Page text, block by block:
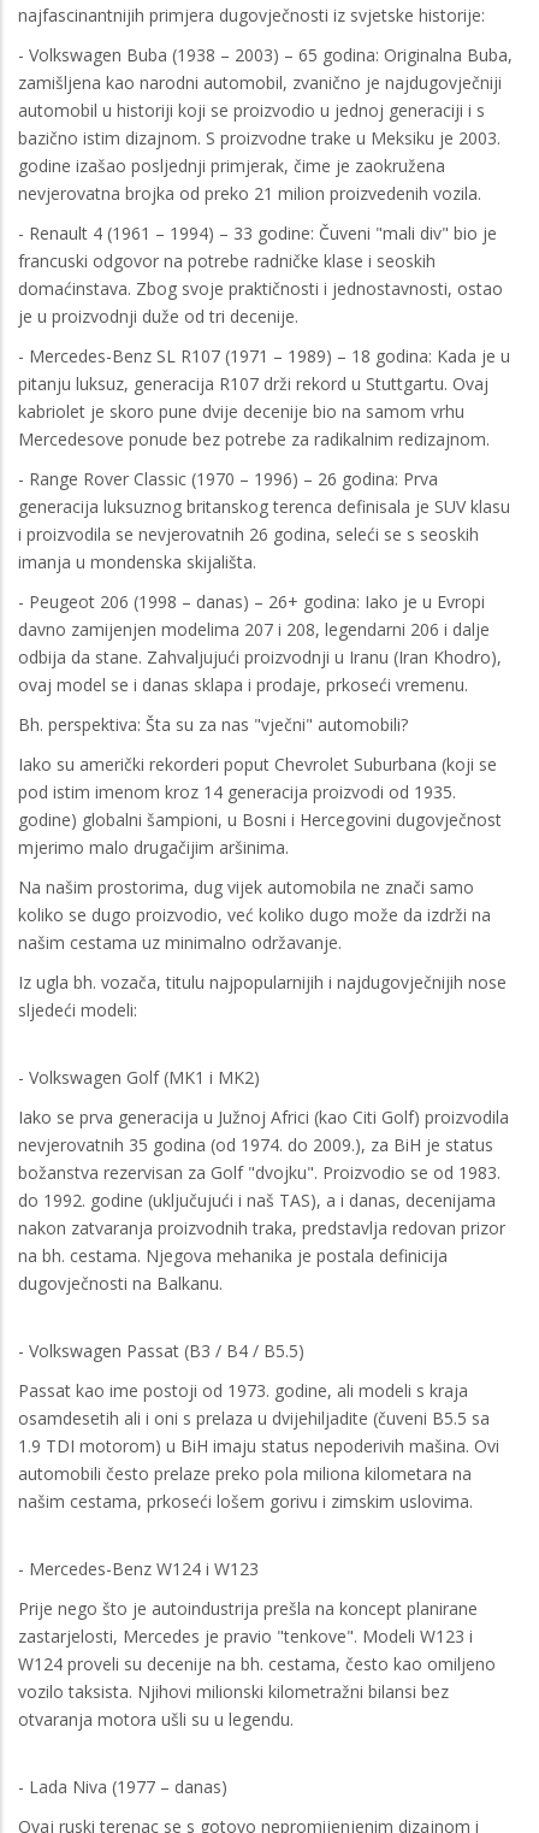
najfascinantnijih primjera dugovječnosti iz svjetske historije:
- Volkswagen Buba (1938 – 2003) – 65 godina: Originalna Buba,
zamišljena kao narodni automobil, zvanično je najdugovječniji
automobil u historiji koji se proizvodio u jednoj generaciji i s
bazično istim dizajnom. S proizvodne trake u Meksiku je 2003.
godine izašao posljednji primjerak, čime je zaokružena
nevjerovatna brojka od preko 21 milion proizvedenih vozila.
- Renault 4 (1961 – 1994) – 33 godine: Čuveni "mali div" bio je
francuski odgovor na potrebe radničke klase i seoskih
domaćinstava. Zbog svoje praktičnosti i jednostavnosti, ostao
je u proizvodnji duže od tri decenije.
- Mercedes-Benz SL R107 (1971 – 1989) – 18 godina: Kada je u
pitanju luksuz, generacija R107 drži rekord u Stuttgartu. Ovaj
kabriolet je skoro pune dvije decenije bio na samom vrhu
Mercedesove ponude bez potrebe za radikalnim redizajnom.
- Range Rover Classic (1970 – 1996) – 26 godina: Prva
generacija luksuznog britanskog terenca definisala je SUV klasu
i proizvodila se nevjerovatnih 26 godina, seleći se s seoskih
imanja u mondenska skijališta.
- Peugeot 206 (1998 – danas) – 26+ godina: Iako je u Evropi
davno zamijenjen modelima 207 i 208, legendarni 206 i dalje
odbija da stane. Zahvaljujući proizvodnji u Iranu (Iran Khodro),
ovaj model se i danas sklapa i prodaje, prkoseći vremenu.
Bh. perspektiva: Šta su za nas "vječni" automobili?
Iako su američki rekorderi poput Chevrolet Suburbana (koji se
pod istim imenom kroz 14 generacija proizvodi od 1935.
godine) globalni šampioni, u Bosni i Hercegovini dugovječnost
mjerimo malo drugačijim aršinima.
Na našim prostorima, dug vijek automobila ne znači samo
koliko se dugo proizvodio, već koliko dugo može da izdrži na
našim cestama uz minimalno održavanje.
Iz ugla bh. vozača, titulu najpopularnijih i najdugovječnijih nose
sljedeći modeli:
- Volkswagen Golf (MK1 i MK2)
Iako se prva generacija u Južnoj Africi (kao Citi Golf) proizvodila
nevjerovatnih 35 godina (od 1974. do 2009.), za BiH je status
božanstva rezervisan za Golf "dvojku". Proizvodio se od 1983.
do 1992. godine (uključujući i naš TAS), a i danas, decenijama
nakon zatvaranja proizvodnih traka, predstavlja redovan prizor
na bh. cestama. Njegova mehanika je postala definicija
dugovječnosti na Balkanu.
- Volkswagen Passat (B3 / B4 / B5.5)
Passat kao ime postoji od 1973. godine, ali modeli s kraja
osamdesetih ali i oni s prelaza u dvijehiljadite (čuveni B5.5 sa
1.9 TDI motorom) u BiH imaju status nepoderivih mašina. Ovi
automobili često prelaze preko pola miliona kilometara na
našim cestama, prkoseći lošem gorivu i zimskim uslovima.
- Mercedes-Benz W124 i W123
Prije nego što je autoindustrija prešla na koncept planirane
zastarjelosti, Mercedes je pravio "tenkove". Modeli W123 i
W124 proveli su decenije na bh. cestama, često kao omiljeno
vozilo taksista. Njihovi milionski kilometražni bilansi bez
otvaranja motora ušli su u legendu.
- Lada Niva (1977 – danas)
Ovaj ruski terenac se s gotovo nepromijenjenim dizajnom i